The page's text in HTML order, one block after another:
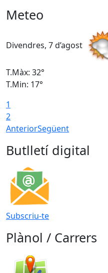
Meteo
Divendres, 7 d’agost
T.Màx: 32°
T.Min: 17°
1
2
AnteriorSegüent
Butlletí digital
Subscriu-te
Plànol / Carrers